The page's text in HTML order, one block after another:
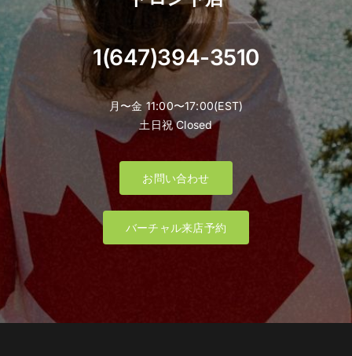
1(647)394-3510
月〜金 11:00〜17:00(EST)
土日祝 Closed
お問い合わせ
バーチャル来店予約